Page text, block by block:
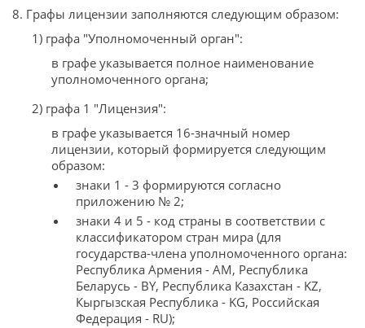
8. Графы лицензии заполняются следующим образом:
1) графа "Уполномоченный орган":
в графе указывается полное наименование
уполномоченного органа;
2) графа 1 "Лицензия":
в графе указывается 16-значный номер
лицензии, который формируется следующим
образом:
знаки 1 - 3 формируются согласно
приложению № 2;
знаки 4 и 5 - код страны в соответствии с
классификатором стран мира (для
государства-члена уполномоченного органа:
Республика Армения - АМ, Республика
Беларусь - BY, Республика Казахстан - KZ,
Кыргызская Республика - KG, Российская
Федерация - RU);